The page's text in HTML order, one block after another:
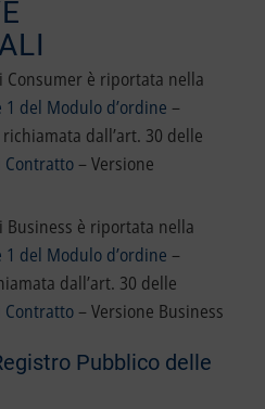
Consumer è riportata nella
1 del Modulo d’ordine –
dall’art. 30 delle
Contratto– Versione
Business è riportata nella
1 del Modulo d’ordine –
dall’art. 30 delle
Contratto– Versione Business
Pubblico delle